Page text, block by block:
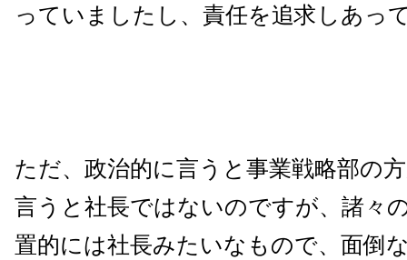
っていましたし、責任を追求しあっ
ただ、政治的に言うと事業戦略部の
言うと社長ではないのですが、諸々
置的には社長みたいなもので、面倒